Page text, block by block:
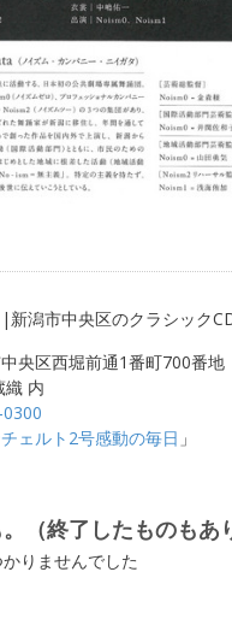
新潟市中央区のクラシック
央区西堀前通1番町700番地
織 内
ェルト2号感動の毎日 」
（終了したものもあ
りませんでした